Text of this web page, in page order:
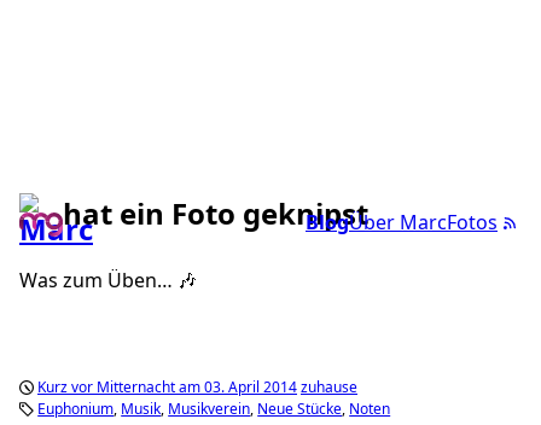
BlogÜber MarcFotos
hat ein Foto geknipst
Was zum Üben… 🎶
Kurz vor Mitternacht am 03. April 2014zuhause
Euphonium Musik Musikverein Neue Stücke Noten